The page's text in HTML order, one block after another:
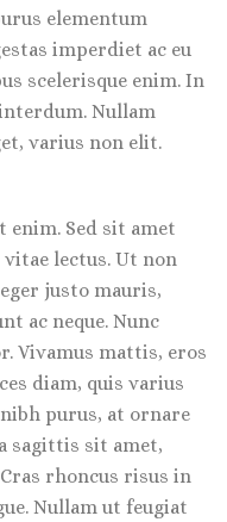
elementum
imperdiet ac eu
scelerisque enim. In
Nullam
varius non elit.
enim. Sed sit amet
lectus. Ut non
justo mauris,
ac neque. Nunc
Vivamus mattis, eros
diam, quis varius
purus, at ornare
sagittis sit amet,
rhoncus risus in
Nullam ut feugiat